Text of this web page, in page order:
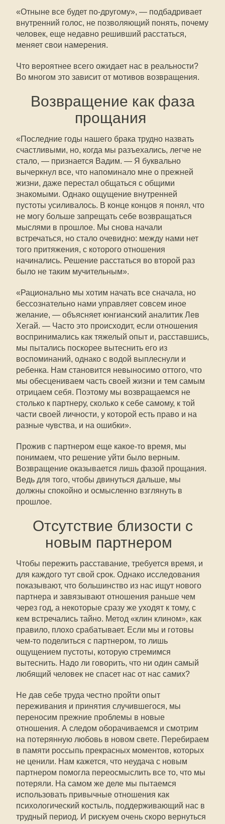
«Отныне все будет по-другому», — подбадривает
внутренний голос, не позволяющий понять, почему
человек, еще недавно решивший расстаться,
меняет свои намерения.
Что вероятнее всего ожидает нас в реальности?
Во многом это зависит от мотивов возвращения.
Возвращение как фаза
прощания
«Последние годы нашего брака трудно назвать
счастливыми, но, когда мы разъехались, легче не
стало, — признается Вадим. — Я буквально
вычеркнул все, что напоминало мне о прежней
жизни, даже перестал общаться с общими
знакомыми. Однако ощущение внутренней
пустоты усиливалось. В конце концов я понял, что
не могу больше запрещать себе возвращаться
мыслями в прошлое. Мы снова начали
встречаться, но стало очевидно: между нами нет
того притяжения, с которого отношения
начинались. Решение расстаться во второй раз
было не таким мучительным».
«Рационально мы хотим начать все сначала, но
бессознательно нами управляет совсем иное
желание, — объясняет юнгианский аналитик Лев
Хегай. — Часто это происходит, если отношения
воспринимались как тяжелый опыт и, расставшись,
мы пытались поскорее вытеснить его из
воспоминаний, однако с водой выплеснули и
ребенка. Нам становится невыносимо оттого, что
мы обесцениваем часть своей жизни и тем самым
отрицаем себя. Поэтому мы возвращаемся не
столько к партнеру, сколько к себе самому, к той
части своей личности, у которой есть право и на
разные чувства, и на ошибки».
Прожив с партнером еще какое-то время, мы
понимаем, что решение уйти было верным.
Возвращение оказывается лишь фазой прощания.
Ведь для того, чтобы двинуться дальше, мы
должны спокойно и осмысленно взглянуть в
прошлое.
Отсутствие близости с
новым партнером
Чтобы пережить расставание, требуется время, и
для каждого тут свой срок. Однако исследования
показывают, что большинство из нас ищут нового
партнера и завязывают отношения раньше чем
через год, а некоторые сразу же уходят к тому, с
кем встречались тайно. Метод «клин клином», как
правило, плохо срабатывает. Если мы и готовы
чем-то поделиться с партнером, то лишь
ощущением пустоты, которую стремимся
вытеснить. Надо ли говорить, что ни один самый
любящий человек не спасет нас от нас самих?
Не дав себе труда честно пройти опыт
переживания и принятия случившегося, мы
переносим прежние проблемы в новые
отношения. А следом оборачиваемся и смотрим
на потерянную любовь в новом свете. Перебираем
в памяти россыпь прекрасных моментов, которых
не ценили. Нам кажется, что неудача с новым
партнером помогла переосмыслить все то, что мы
потеряли. На самом же деле мы пытаемся
использовать привычные отношения как
психологический костыль, поддерживающий нас в
трудный период. И рискуем очень скоро вернуться